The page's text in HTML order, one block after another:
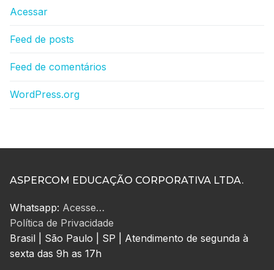
Acessar
Feed de posts
Feed de comentários
WordPress.org
ASPERCOM EDUCAÇÃO CORPORATIVA LTDA.
Whatsapp: Acesse…
Política de Privacidade
Brasil | São Paulo | SP | Atendimento de segunda à
sexta das 9h as 17h